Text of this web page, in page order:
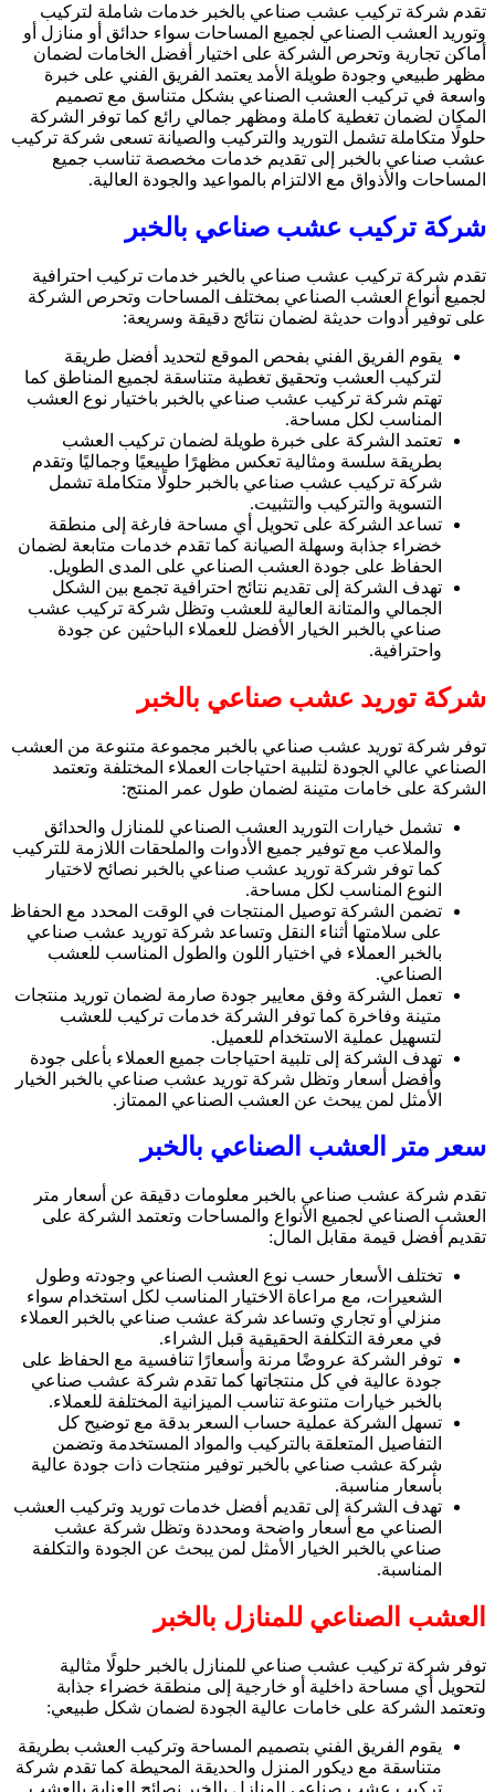
تقدم شركة تركيب عشب صناعي بالخبر خدمات شاملة لتركيب
وتوريد العشب الصناعي لجميع المساحات سواء حدائق أو منازل أو
أماكن تجارية وتحرص الشركة على اختيار أفضل الخامات لضمان
مظهر طبيعي وجودة طويلة الأمد يعتمد الفريق الفني على خبرة
واسعة في تركيب العشب الصناعي بشكل متناسق مع تصميم
المكان لضمان تغطية كاملة ومظهر جمالي رائع كما توفر الشركة
حلولًا متكاملة تشمل التوريد والتركيب والصيانة تسعى شركة تركيب
عشب صناعي بالخبر إلى تقديم خدمات مخصصة تناسب جميع
المساحات والأذواق مع الالتزام بالمواعيد والجودة العالية.
شركة تركيب عشب صناعي بالخبر
تقدم شركة تركيب عشب صناعي بالخبر خدمات تركيب احترافية
لجميع أنواع العشب الصناعي بمختلف المساحات وتحرص الشركة
على توفير أدوات حديثة لضمان نتائج دقيقة وسريعة:
يقوم الفريق الفني بفحص الموقع لتحديد أفضل طريقة
لتركيب العشب وتحقيق تغطية متناسقة لجميع المناطق كما
تهتم شركة تركيب عشب صناعي بالخبر باختيار نوع العشب
المناسب لكل مساحة.
تعتمد الشركة على خبرة طويلة لضمان تركيب العشب
بطريقة سلسة ومثالية تعكس مظهرًا طبيعيًا وجماليًا وتقدم
شركة تركيب عشب صناعي بالخبر حلولًا متكاملة تشمل
التسوية والتركيب والتثبيت.
تساعد الشركة على تحويل أي مساحة فارغة إلى منطقة
خضراء جذابة وسهلة الصيانة كما تقدم خدمات متابعة لضمان
الحفاظ على جودة العشب الصناعي على المدى الطويل.
تهدف الشركة إلى تقديم نتائج احترافية تجمع بين الشكل
الجمالي والمتانة العالية للعشب وتظل شركة تركيب عشب
صناعي بالخبر الخيار الأفضل للعملاء الباحثين عن جودة
واحترافية.
شركة توريد عشب صناعي بالخبر
توفر شركة توريد عشب صناعي بالخبر مجموعة متنوعة من العشب
الصناعي عالي الجودة لتلبية احتياجات العملاء المختلفة وتعتمد
الشركة على خامات متينة لضمان طول عمر المنتج:
تشمل خيارات التوريد العشب الصناعي للمنازل والحدائق
والملاعب مع توفير جميع الأدوات والملحقات اللازمة للتركيب
كما توفر شركة توريد عشب صناعي بالخبر نصائح لاختيار
النوع المناسب لكل مساحة.
تضمن الشركة توصيل المنتجات في الوقت المحدد مع الحفاظ
على سلامتها أثناء النقل وتساعد شركة توريد عشب صناعي
بالخبر العملاء في اختيار اللون والطول المناسب للعشب
الصناعي.
تعمل الشركة وفق معايير جودة صارمة لضمان توريد منتجات
متينة وفاخرة كما توفر الشركة خدمات تركيب للعشب
لتسهيل عملية الاستخدام للعميل.
تهدف الشركة إلى تلبية احتياجات جميع العملاء بأعلى جودة
وأفضل أسعار وتظل شركة توريد عشب صناعي بالخبر الخيار
الأمثل لمن يبحث عن العشب الصناعي الممتاز.
سعر متر العشب الصناعي بالخبر
تقدم شركة عشب صناعي بالخبر معلومات دقيقة عن أسعار متر
العشب الصناعي لجميع الأنواع والمساحات وتعتمد الشركة على
تقديم أفضل قيمة مقابل المال:
تختلف الأسعار حسب نوع العشب الصناعي وجودته وطول
الشعيرات، مع مراعاة الاختيار المناسب لكل استخدام سواء
منزلي أو تجاري وتساعد شركة عشب صناعي بالخبر العملاء
في معرفة التكلفة الحقيقية قبل الشراء.
توفر الشركة عروضًا مرنة وأسعارًا تنافسية مع الحفاظ على
جودة عالية في كل منتجاتها كما تقدم شركة عشب صناعي
بالخبر خيارات متنوعة تناسب الميزانية المختلفة للعملاء.
تسهل الشركة عملية حساب السعر بدقة مع توضيح كل
التفاصيل المتعلقة بالتركيب والمواد المستخدمة وتضمن
شركة عشب صناعي بالخبر توفير منتجات ذات جودة عالية
بأسعار مناسبة.
تهدف الشركة إلى تقديم أفضل خدمات توريد وتركيب العشب
الصناعي مع أسعار واضحة ومحددة وتظل شركة عشب
صناعي بالخبر الخيار الأمثل لمن يبحث عن الجودة والتكلفة
المناسبة.
العشب الصناعي للمنازل بالخبر
توفر شركة تركيب عشب صناعي للمنازل بالخبر حلولًا مثالية
لتحويل أي مساحة داخلية أو خارجية إلى منطقة خضراء جذابة
وتعتمد الشركة على خامات عالية الجودة لضمان شكل طبيعي:
يقوم الفريق الفني بتصميم المساحة وتركيب العشب بطريقة
متناسقة مع ديكور المنزل والحديقة المحيطة كما تقدم شركة